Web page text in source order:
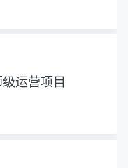
运营项目